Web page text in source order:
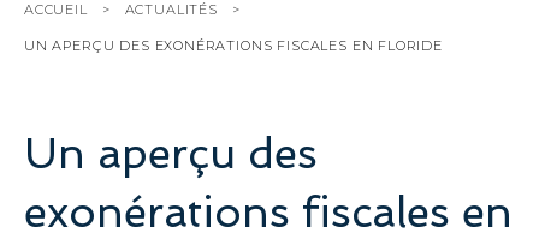
ACCUEIL ACTUALITÉS
UN APERÇU DES EXONÉRATIONS FISCALES EN FLORIDE
Un aperçu des
exonérations fiscales en